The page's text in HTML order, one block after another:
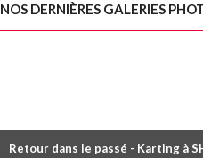
NOS DERNIÈRES GALERIES
Retour dans le passé - Karting à